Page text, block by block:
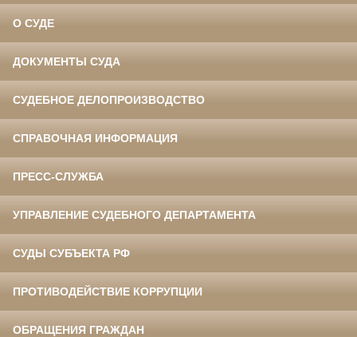
О СУДЕ
ДОКУМЕНТЫ СУДА
СУДЕБНОЕ ДЕЛОПРОИЗВОДСТВО
СПРАВОЧНАЯ ИНФОРМАЦИЯ
ПРЕСС-СЛУЖБА
УПРАВЛЕНИЕ СУДЕБНОГО ДЕПАРТАМЕНТА
СУДЫ СУБЪЕКТА РФ
ПРОТИВОДЕЙСТВИЕ КОРРУПЦИИ
ОБРАЩЕНИЯ ГРАЖДАН